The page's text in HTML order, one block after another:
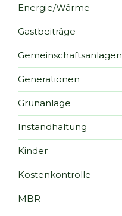
Energie/Wärme
Gastbeiträge
Gemeinschaftsanlagen
Generationen
Grünanlage
Instandhaltung
Kinder
Kostenkontrolle
MBR